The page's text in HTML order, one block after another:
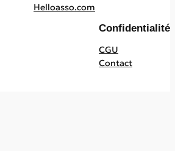
Helloasso.com
Confidentialité
CGU
Contact